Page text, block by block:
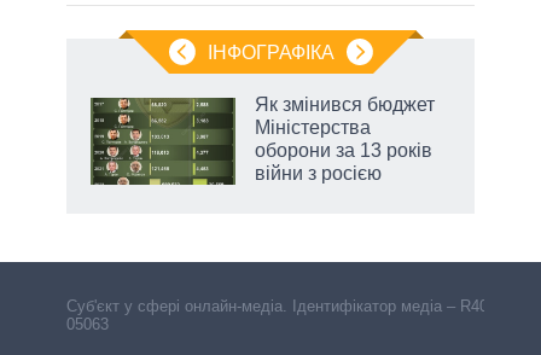
ІНФОГРАФІКА
Як змінився бюджет
Міністерства
оборони за 13 років
війни з росією
Cуб'єкт у сфері онлайн-медіа. Ідентифікатор медіа – R40-
05063